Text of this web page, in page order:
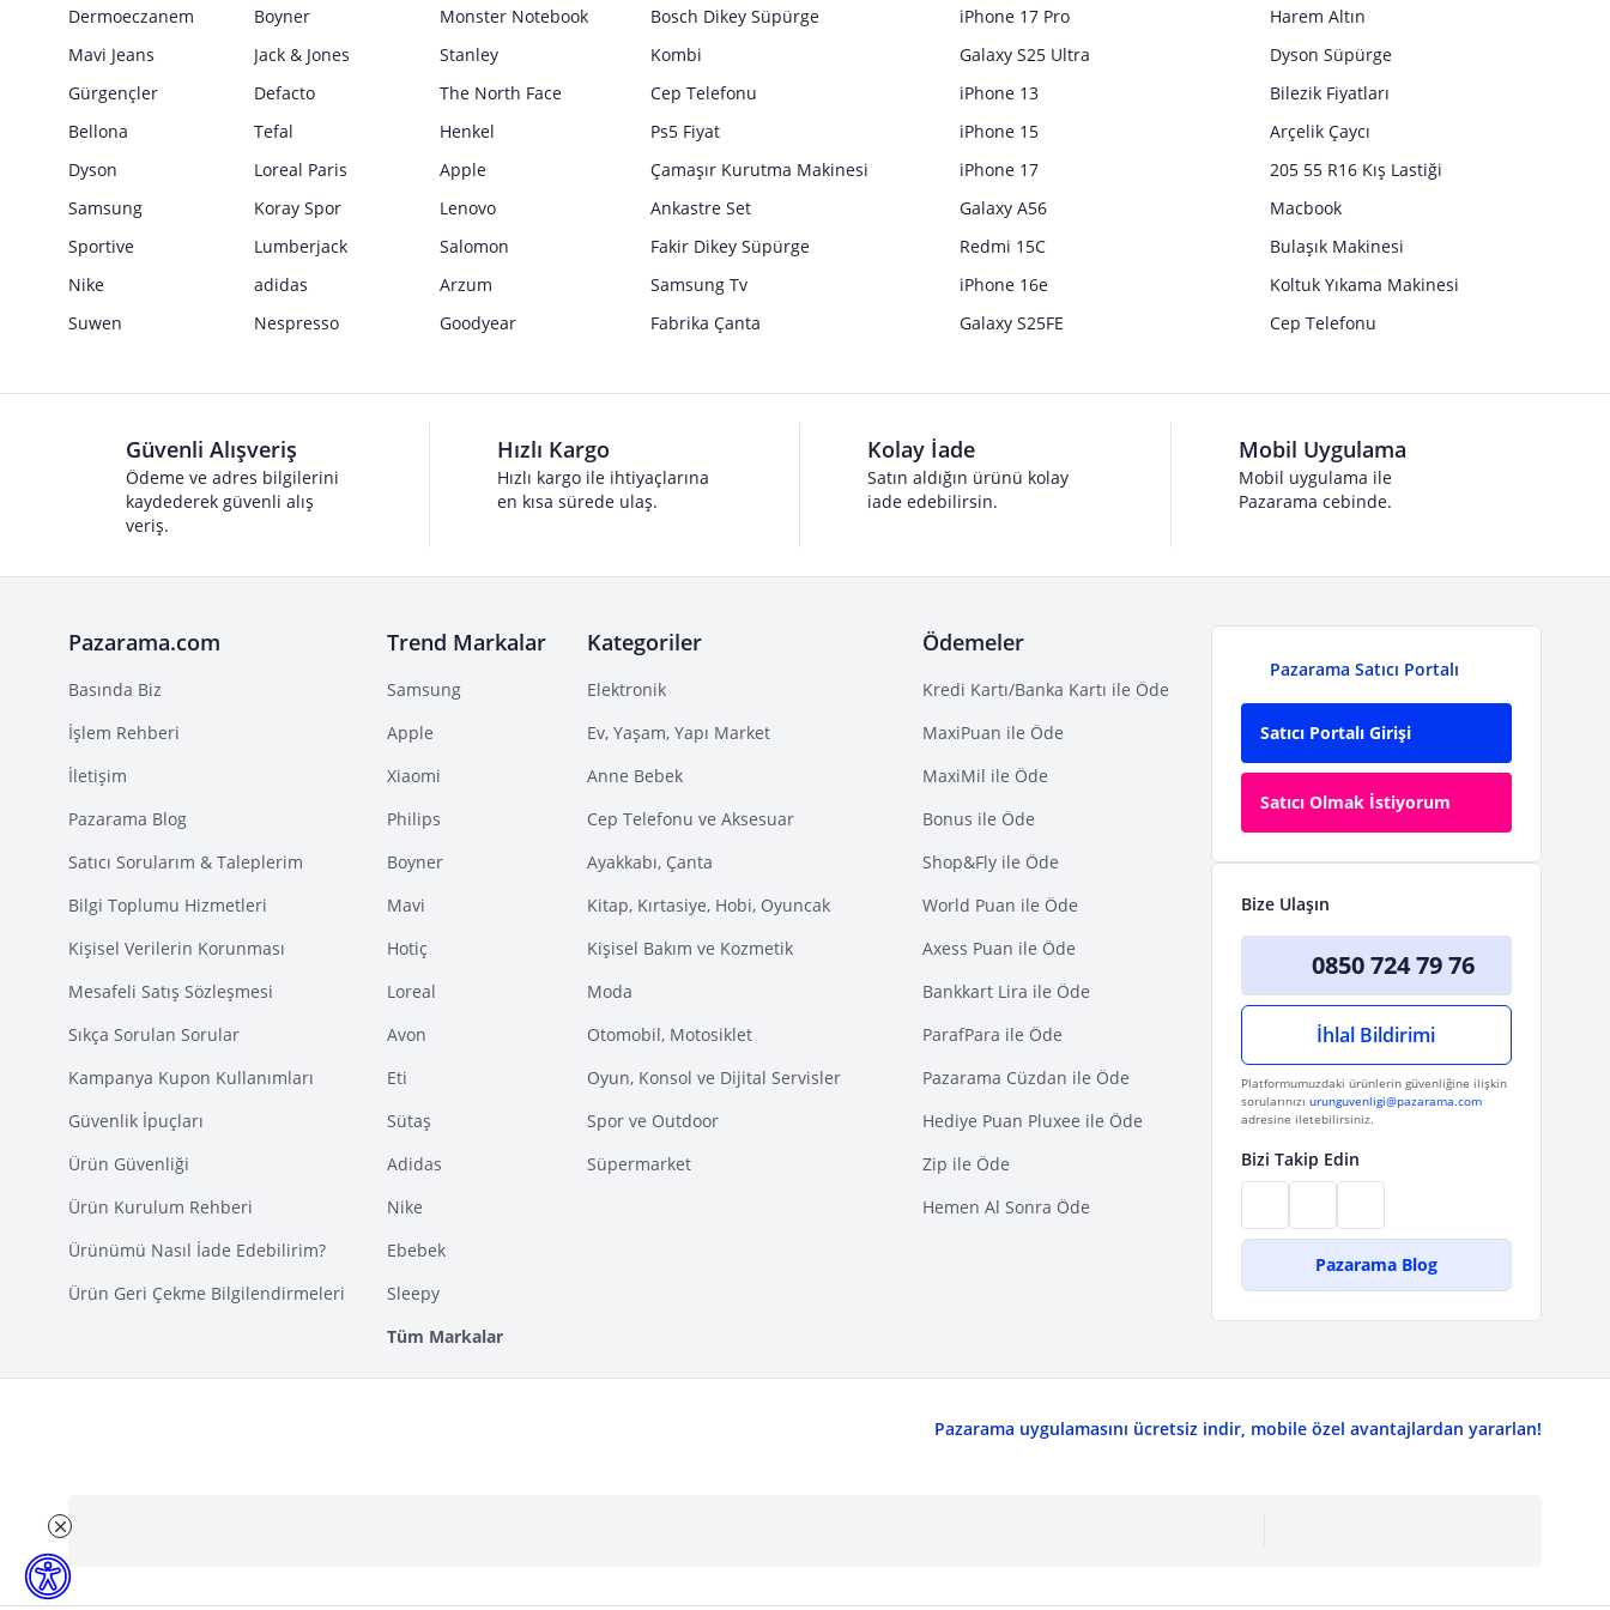
Dermoeczanem
Boyner
Monster Notebook
Mavi Jeans
Jack & Jones
Stanley
Gürgençler
Defacto
The North Face
Bellona
Tefal
Henkel
Dyson
Loreal Paris
Apple
Samsung
Koray Spor
Lenovo
Sportive
Lumberjack
Salomon
Nike
adidas
Arzum
Suwen
Nespresso Goodyear
Bosch Dikey Süpürge
Kombi
Cep Telefonu
Ps5 Fiyat
Çamaşır Kurutma Makinesi
Ankastre Set
Fakir Dikey Süpürge
Samsung Tv
Fabrika Çanta
iPhone 17 Pro
Galaxy S25 Ultra
iPhone 13
iPhone 15
iPhone 17
Galaxy A56
Redmi 15C
iPhone 16e
Galaxy S25FE
Harem Altın
Dyson Süpürge
Bilezik Fiyatları
Arçelik Çaycı
205 55 R16 Kış Lastiği
Macbook
Bulaşık Makinesi
Koltuk Yıkama Makinesi
Cep Telefonu
Güvenli Alışveriş
Ödeme ve adres bilgilerini
kaydederek güvenli alış
veriş.
Hızlı Kargo
Hızlı kargo ile ihtiyaçlarına
en kısa sürede ulaş.
Kolay İade
Satın aldığın ürünü kolay
iade edebilirsin.
Mobil Uygulama
Mobil uygulama ile
Pazarama cebinde.
Pazarama.com
Basında Biz
İşlem Rehberi
İletişim
Pazarama Blog
Satıcı Sorularım & Taleplerim
Bilgi Toplumu Hizmetleri
Kişisel Verilerin Korunması
Mesafeli Satış Sözleşmesi
Sıkça Sorulan Sorular
Kampanya Kupon Kullanımları
Güvenlik İpuçları
Ürün Güvenliği
Ürün Kurulum Rehberi
Ürünümü Nasıl İade Edebilirim?
Ürün Geri Çekme Bilgilendirmeleri
Trend Markalar
Samsung
Apple
Xiaomi
Philips
Boyner
Mavi
Hotiç
Loreal
Avon
Eti
Sütaş
Adidas
Nike
Ebebek
Sleepy
Tüm Markalar
Kategoriler
Elektronik
Ev, Yaşam, Yapı Market
Anne Bebek
Cep Telefonu ve Aksesuar
Ayakkabı, Çanta
Kitap, Kırtasiye, Hobi, Oyuncak
Kişisel Bakım ve Kozmetik
Moda
Otomobil, Motosiklet
Oyun, Konsol ve Dijital Servisler
Spor ve Outdoor
Süpermarket
Ödemeler
Kredi Kartı/Banka Kartı ile Öde
MaxiPuan ile Öde
MaxiMil ile Öde
Bonus ile Öde
Shop&Fly ile Öde
World Puan ile Öde
Axess Puan ile Öde
Bankkart Lira ile Öde
ParafPara ile Öde
Pazarama Cüzdan ile Öde
Hediye Puan Pluxee ile Öde
Zip ile Öde
Hemen Al Sonra Öde
Pazarama Satıcı Portalı
Satıcı Portalı Girişi
Satıcı Olmak İstiyorum
Bize Ulaşın
0850 724 79 76
İhlal Bildirimi
Platformumuzdaki ürünlerin güvenliğine ilişkin
sorularınızı urunguvenligi@pazarama.com
adresine iletebilirsiniz.
Bizi Takip Edin
Pazarama Blog
Pazarama uygulamasını ücretsiz indir, mobile özel avantajlardan yararlan!